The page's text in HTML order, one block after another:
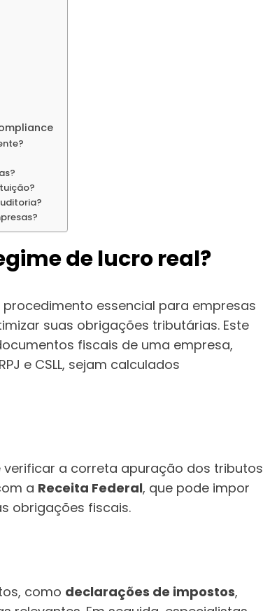
de lucro real?
procedimento essencial para empresas
suas obrigações tributárias. Este
fiscais de uma empresa,
e CSLL, sejam calculados
a correta apuração dos tributos
a Receita Federal, que pode impor
obrigações fiscais.
como declarações de impostos,